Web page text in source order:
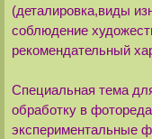
(деталировка,виды
соблюдение
рекомендательный
Специальная тема
обработку в
экспериментальные